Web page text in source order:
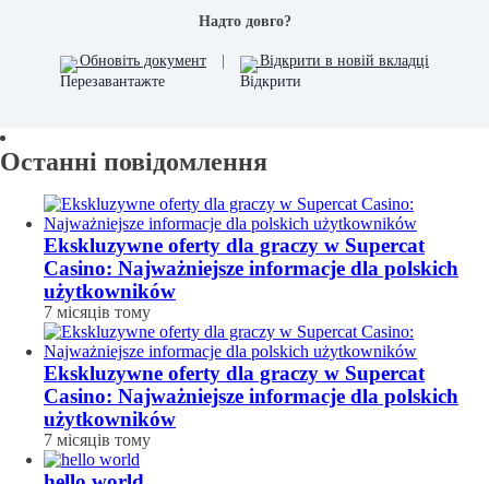
Надто довго?
Обновіть документ Відкрити в новій вкладці
Останні повідомлення
Ekskluzywne oferty dla graczy w Supercat
Casino: Najważniejsze informacje dla polskich
użytkowników
7 місяців тому
Ekskluzywne oferty dla graczy w Supercat
Casino: Najważniejsze informacje dla polskich
użytkowników
7 місяців тому